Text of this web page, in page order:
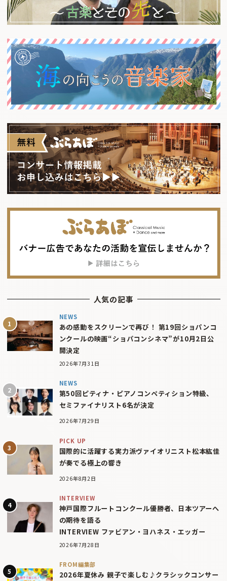
人気の記事
NEWS
あの感動をスクリーンで再び！ 第19回ショパンコ
ンクールの映画“ショパコンシネマ”が10月2日公
開決定
2026年7月31日
NEWS
第50回ピティナ・ピアノコンペティション特級、
セミファイナリスト6名が決定
2026年7月29日
PICK UP
国際的に活躍する実力派ヴァイオリニスト松本紘佳
が奏でる極上の響き
2026年8月2日
INTERVIEW
神戸国際フルートコンクール優勝者、日本ツアーへ
の期待を語る
INTERVIEW ファビアン・ヨハネス・エッガー
2026年7月28日
FROM編集部
2026年夏休み 親子で楽しむ♪クラシックコンサー